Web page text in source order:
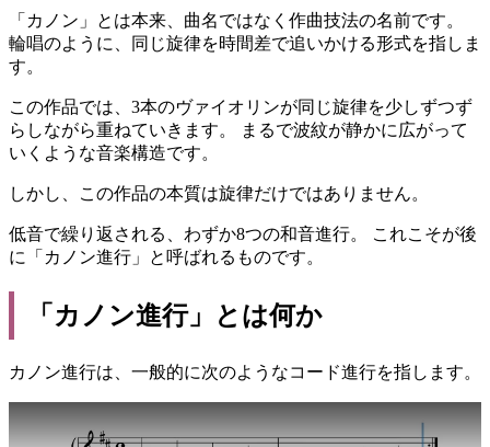
「カノン」とは本来、曲名ではなく作曲技法の名前です。
輪唱のように、同じ旋律を時間差で追いかける形式を指しま
す。
この作品では、3本のヴァイオリンが同じ旋律を少しずつず
らしながら重ねていきます。 まるで波紋が静かに広がって
いくような音楽構造です。
しかし、この作品の本質は旋律だけではありません。
低音で繰り返される、わずか8つの和音進行。 これこそが後
に「カノン進行」と呼ばれるものです。
「カノン進行」とは何か
カノン進行は、一般的に次のようなコード進行を指します。